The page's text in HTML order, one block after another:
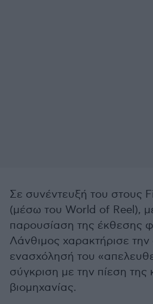
Σε συνέντευξή του στους
(μέσω του World of Reel),
παρουσίαση της έκθεσης
Λάνθιμος χαρακτήρισε την
ενασχόλησή του
σύγκριση με την πίεση της
βιομηχανίας.